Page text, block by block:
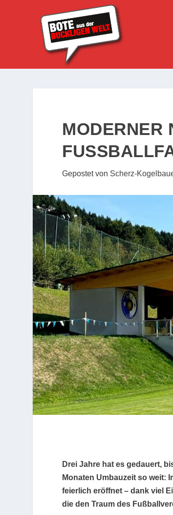
MODERNER
Gepostet von Scherz-
Drei Jahre hat es gedauert,
Monaten Umbauzeit so weit:
feierlich eröffnet – dank viel
die den Traum des